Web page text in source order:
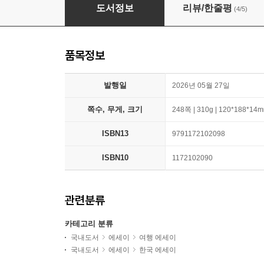
혼여행 기록집
도서정보 리뷰/한줄평 (4/5)
품목정보
발행일 2026년 05월 27일
쪽수, 무게, 크기 248쪽 | 310g |
ISBN13 9791172102098
ISBN10 1172102090
관련분류
카테고리 분류
국내도서 에세이
여행 에세이
국내도서
에세이 한국 에세이